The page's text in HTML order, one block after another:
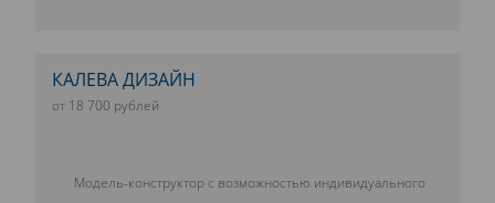
КАЛЕВА ДИЗАЙН
от 18 700 рублей
Модель-конструктор с возможностью индивидуального